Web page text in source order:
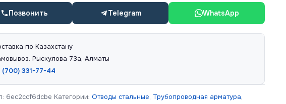
Позвонить Telegram WhatsApp
по Казахстану
Рыскулова 73а, Алматы
(700) 331-77-44
6ec2ccf6dcbe Категории:Отводы стальные, Трубопроводная арматура,